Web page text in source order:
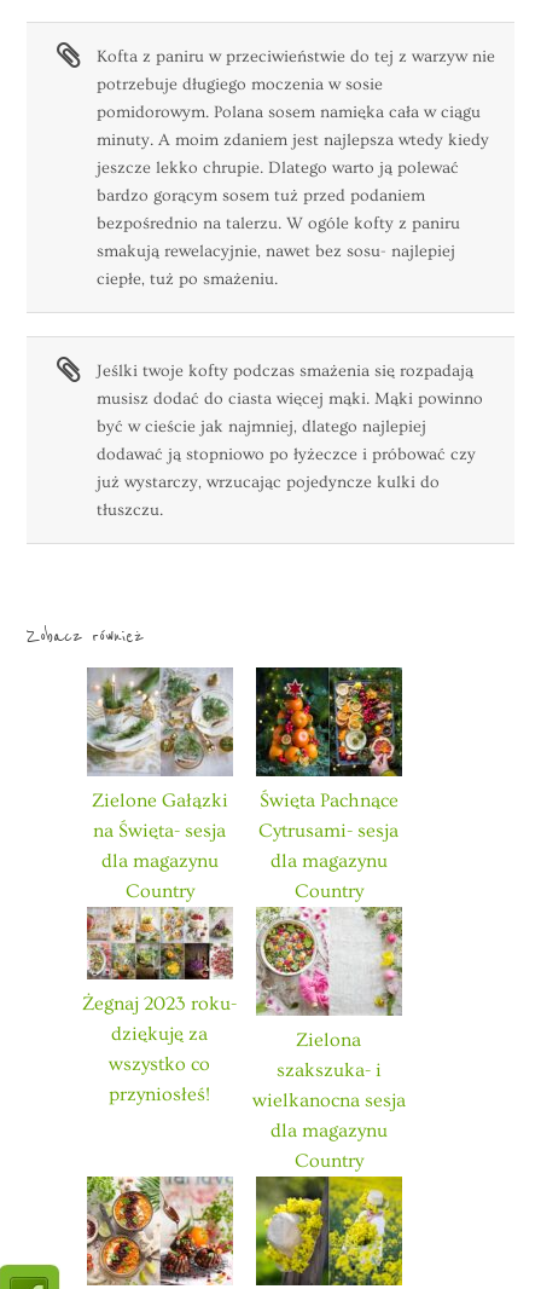
Kofta z paniru w przeciwieństwie do tej z warzyw nie
potrzebuje długiego moczenia w sosie
pomidorowym. Polana sosem namięka cała w ciągu
minuty. A moim zdaniem jest najlepsza wtedy kiedy
jeszcze lekko chrupie. Dlatego warto ją polewać
bardzo gorącym sosem tuż przed podaniem
bezpośrednio na talerzu. W ogóle kofty z paniru
smakują rewelacyjnie, nawet bez sosu- najlepiej
ciepłe, tuż po smażeniu.
Jeślki twoje kofty podczas smażenia się rozpadają
musisz dodać do ciasta więcej mąki. Mąki powinno
być w cieście jak najmniej, dlatego najlepiej
dodawać ją stopniowo po łyżeczce i próbować czy
już wystarczy, wrzucając pojedyncze kulki do
tłuszczu.
Zobacz również
Zielone Gałązki
na Święta- sesja
dla magazynu
Country
Święta Pachnące
Cytrusami- sesja
dla magazynu
Country
Żegnaj 2023 roku-
dziękuję za
wszystko co
przyniosłeś!
Zielona
szakszuka- i
wielkanocna sesja
dla magazynu
Country